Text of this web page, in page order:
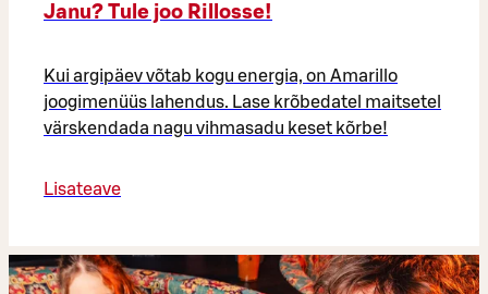
Janu? Tule joo Rillosse!
Kui argipäev võtab kogu energia, on Amarillo
joogimenüüs lahendus. Lase krõbedatel maitsetel
värskendada nagu vihmasadu keset kõrbe!
Lisateave